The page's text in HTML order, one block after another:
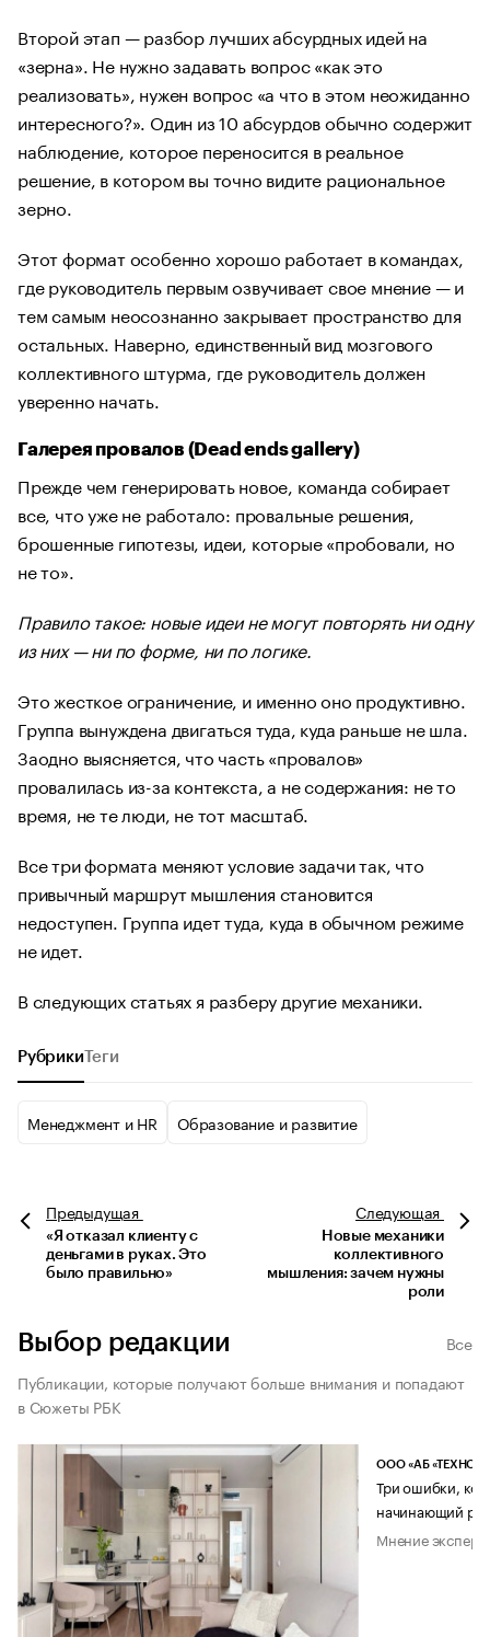
Второй этап — разбор лучших абсурдных идей на
«зерна». Не нужно задавать вопрос «как это
реализовать», нужен вопрос «а что в этом неожиданно
интересного?». Один из 10 абсурдов обычно содержит
наблюдение, которое переносится в реальное
решение, в котором вы точно видите рациональное
зерно.
Этот формат особенно хорошо работает в командах,
где руководитель первым озвучивает свое мнение — и
тем самым неосознанно закрывает пространство для
остальных. Наверно, единственный вид мозгового
коллективного штурма, где руководитель должен
уверенно начать.
Галерея провалов (Dead ends gallery)
Прежде чем генерировать новое, команда собирает
все, что уже не работало: провальные решения,
брошенные гипотезы, идеи, которые «пробовали, но
не то».
Правило такое: новые идеи не могут повторять ни одну
из них — ни по форме, ни по логике.
Это жесткое ограничение, и именно оно продуктивно.
Группа вынуждена двигаться туда, куда раньше не шла.
Заодно выясняется, что часть «провалов»
провалилась из-за контекста, а не содержания: не то
время, не те люди, не тот масштаб.
Все три формата меняют условие задачи так, что
привычный маршрут мышления становится
недоступен. Группа идет туда, куда в обычном режиме
не идет.
В следующих статьях я разберу другие механики.
Рубрики Теги
Менеджмент и HR Образование и развитие
Предыдущая
«Я отказал клиенту с
деньгами в руках. Это
было правильно»
Следующая
Новые механики
коллективного
мышления: зачем нужны
роли
Выбор редакции
Все
Публикации, которые получают больше внимания и попадают
в Сюжеты РБК
ООО «АБ
Три ошибки,
начинающий
Мнение